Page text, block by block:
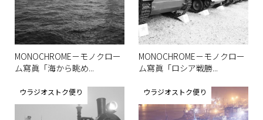
MONOCHROME－モノクロー
ム寫眞「海から眺め...
MONOCHROME－モノクロー
ム寫眞「ロシア戦勝...
ウラジオストク便り ウラジオストク便り